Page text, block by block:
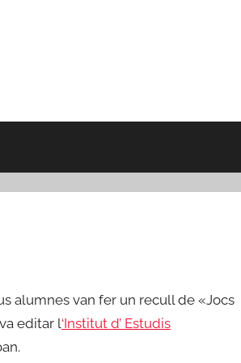
alumnes van fer un recull de «Jocs
editar l‘Institut d’ Estudis